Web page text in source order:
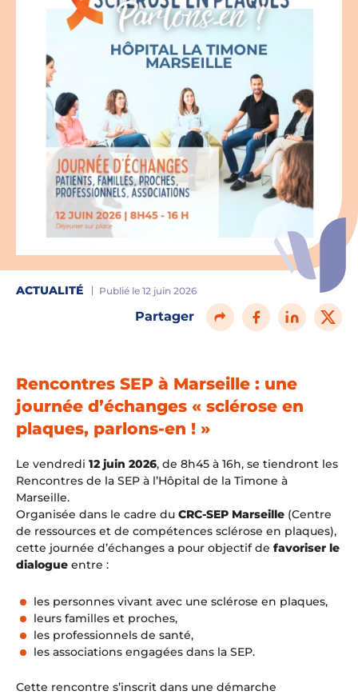
ACTUALITÉ Publié le 12 juin 2026
Partager
Rencontres SEP à Marseille : une
journée d’échanges « sclérose en
plaques, parlons-en ! »
Le vendredi 12 juin 2026, de 8h45 à 16h, se tiendront les
Rencontres de la SEP à l’Hôpital de la Timone à
Marseille.
Organisée dans le cadre du CRC-SEP Marseille (Centre
de ressources et de compétences sclérose en plaques),
cette journée d’échanges a pour objectif de favoriser le
dialogue entre :
les personnes vivant avec une sclérose en plaques,
leurs familles et proches,
les professionnels de santé,
les associations engagées dans la SEP.
Cette rencontre s’inscrit dans une démarche